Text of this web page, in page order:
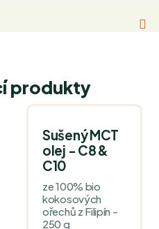
produkty
Sušený MCT
olej - C8 &
C10
ze 100% bio
kokosových
ořechů z Filipín -
250 g